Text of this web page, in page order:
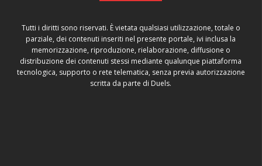
Tutti i diritti sono riservati. È vietata qualsiasi utilizzazione, totale o
parziale, dei contenuti inseriti nel presente portale, ivi inclusa la
memorizzazione, riproduzione, rielaborazione, diffusione o
distribuzione dei contenuti stessi mediante qualunque piattaforma
tecnologica, supporto o rete telematica, senza previa autorizzazione
scritta da parte di Duels.